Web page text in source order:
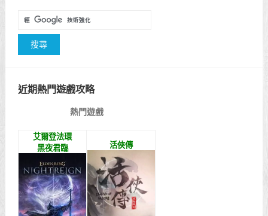
近期熱門遊戲攻略
熱門遊戲
艾爾登法環
黑夜君臨
活俠傳